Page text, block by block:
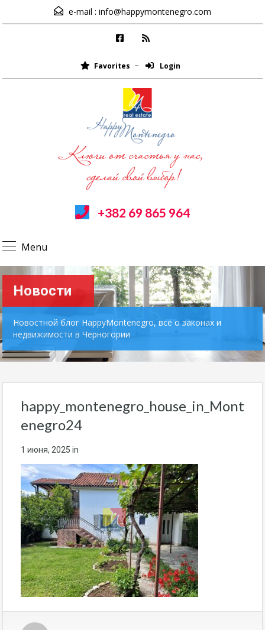
e-mail : info@happymontenegro.com
Favorites Login
+382 69 865 964
Menu
Новости
Новостной блог HappyMontenegro, всё о законах и
недвижимости в Черногории
happy_montenegro_house_in_Mont
enegro24
1 июня, 2025 in